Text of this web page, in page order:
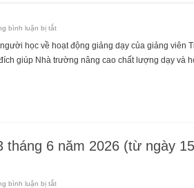
bình luận bị tắtở
học về hoạt động giảng dạy của giảng viên
giúp Nhà trường nâng cao chất lượng dạy và
tháng 6 năm 2026 (từ ngày
bình luận bị tắtở